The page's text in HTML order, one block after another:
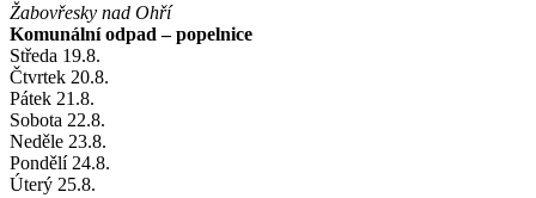
Žabovřesky nad Ohří
Komunální odpad – popelnice
Středa 19.8.
Čtvrtek 20.8.
Pátek 21 .8.
Sobota 22.8.
Neděle 23.8.
Pondělí 24.8.
Úterý 25.8.